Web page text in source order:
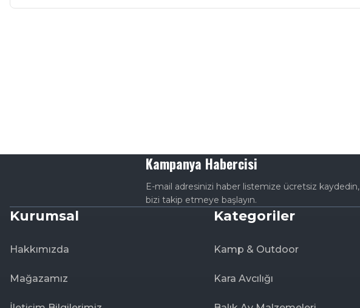
Kampanya Habercisi
E-mail adresinizi haber listemize ücretsiz kaydedin,
bizi takip etmeye başlayın.
Kurumsal
Hakkımızda
Mağazamız
Kategoriler
Kamp & Outdoor
Kara Avcılığı